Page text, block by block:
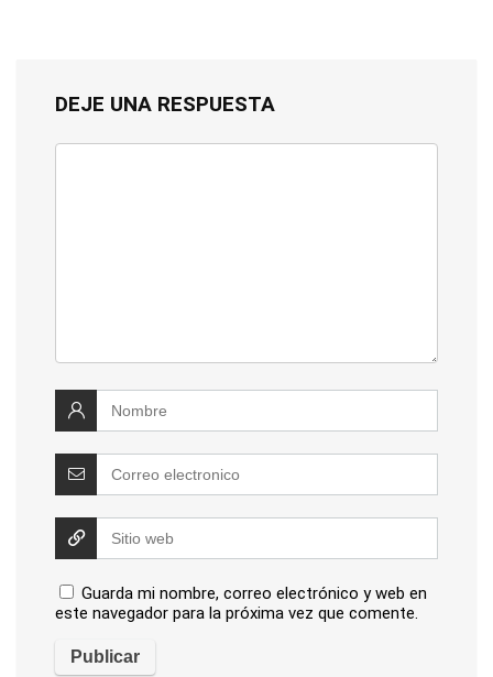
DEJE UNA RESPUESTA
Guarda mi nombre, correo electrónico y web en
este navegador para la próxima vez que comente.